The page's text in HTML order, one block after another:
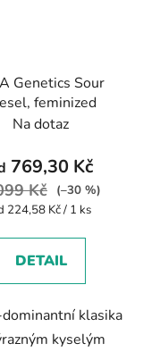
Genetics Sour
feminized
Na dotaz
769,30 Kč
Kč
(–30 %)
224,58 Kč / 1 ks
DETAIL
klasika
kyselým